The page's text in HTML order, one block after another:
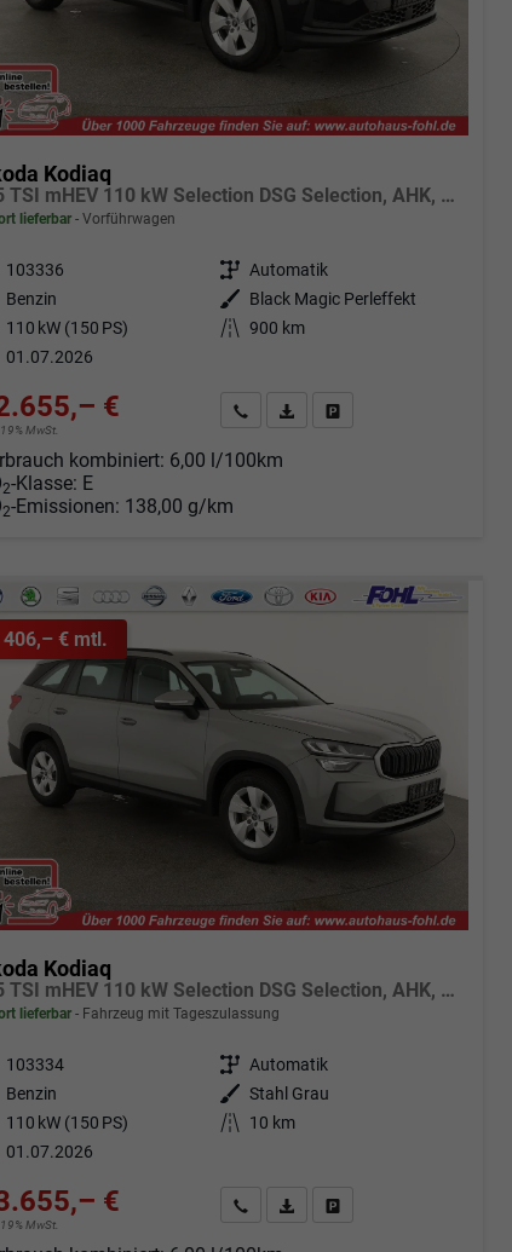
Kodiaq
1.5 TSI mHEV 110 kW Selection DSG Selection, AHK, Navi, Side, Kamera, Winter, 4 J.- Garantie
lieferbar Vorführwagen
103336 Getriebe Automatik
Benzin Außenfarbe
Black Magic Perleffekt
110 kW (150 PS) Kilometerstand 900 km
01.07.2026
€
MwSt.
Angebot anfordern
Fahrzeugexpose (PDF)
Fahrzeug parken
kombiniert: 6,00 l/100km
2-Klasse: E
2-Emissionen: 138,00 g/km
406,– € mtl.
Kodiaq
1.5 TSI mHEV 110 kW Selection DSG Selection, AHK, Navi, Side, Kamera, Winter, 4 J.- Garantie
lieferbar Fahrzeug mit Tageszulassung
103334 Getriebe Automatik
Benzin Außenfarbe Stahl Grau
110 kW (150 PS) Kilometerstand
10 km
01.07.2026
€
MwSt.
Angebot anfordern
Fahrzeugexpose (PDF)
Fahrzeug parken